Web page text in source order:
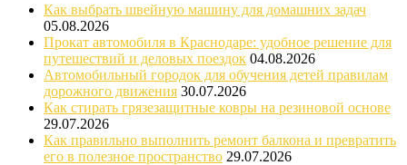
Как выбрать швейную машину для домашних задач
05.08.2026
Прокат автомобиля в Краснодаре: удобное решение для
путешествий и деловых поездок 04.08.2026
Автомобильный городок для обучения детей правилам
дорожного движения 30.07.2026
Как стирать грязезащитные ковры на резиновой основе
29.07.2026
Как правильно выполнить ремонт балкона и превратить
его в полезное пространство 29.07.2026